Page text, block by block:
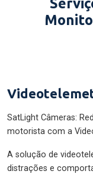
SatLight Câmeras:
motorista com a
A solução de
distrações e